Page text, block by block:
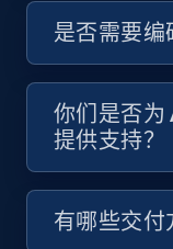
URL, Title,
Video length,
8K+
Youtube -
是否需要编
你们是否
提供支持？
有哪些交付